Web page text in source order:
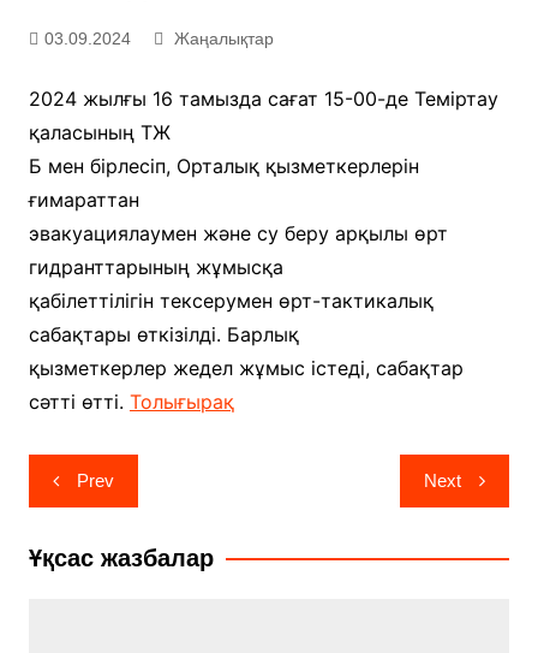
03.09.2024 Жаңалықтар
2024 жылғы 16 тамызда сағат 15-00-де Теміртау
қаласының ТЖ
Б мен бірлесіп, Орталық қызметкерлерін
ғимараттан
эвакуациялаумен және су беру арқылы өрт
гидранттарының жұмысқа
қабілеттілігін тексерумен өрт-тактикалық
сабақтары өткізілді. Барлық
қызметкерлер жедел жұмыс істеді, сабақтар
сәтті өтті. Толығырақ
Навигация
по
записям
Prev Next
Ұқсас жазбалар